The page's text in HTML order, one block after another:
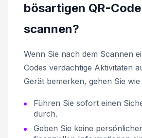
bösartigen QR-Code
scannen?
Wenn Sie nach dem Scannen
Codes verdächtige Aktivitäten
Gerät bemerken, gehen Sie
Führen Sie sofort einen
durch.
Geben Sie keine